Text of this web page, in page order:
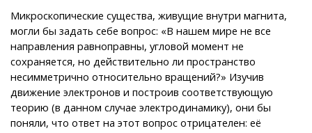
Микроскопические существа, живущие внутри магнита,
могли бы задать себе вопрос: «В нашем мире не все
направления равноправны, угловой момент не
сохраняется, но действительно ли пространство
несимметрично относительно вращений?» Изучив
движение электронов и построив соответствующую
теорию (в данном случае электродинамику), они бы
поняли, что ответ на этот вопрос отрицателен: её